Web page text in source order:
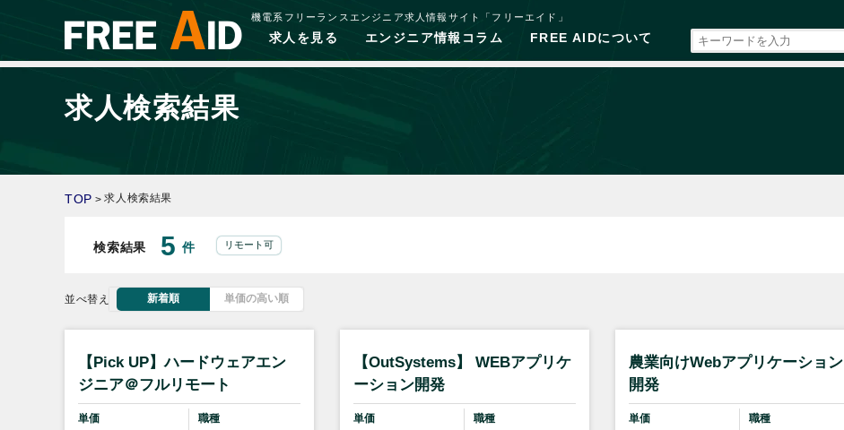
機電系フリーランスエンジニア求人情報サイト「フリーエイド」
求人を見る エンジニア情報コラム FREE AIDについて
求人検索結果
TOP > 求人検索結果
検索結果 5 件 リモート可
並べ替え 新着順 単価の高い順
【Pick UP】ハードウェアエン
ジニア＠フルリモート
単価
職種
【OutSystems】 WEBアプリケ
ーション開発
単価
職種
農業向けWebアプリケーション
開発
単価
職種